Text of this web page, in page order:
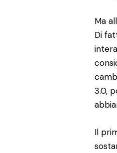
Ma
Di
3.0,
Il